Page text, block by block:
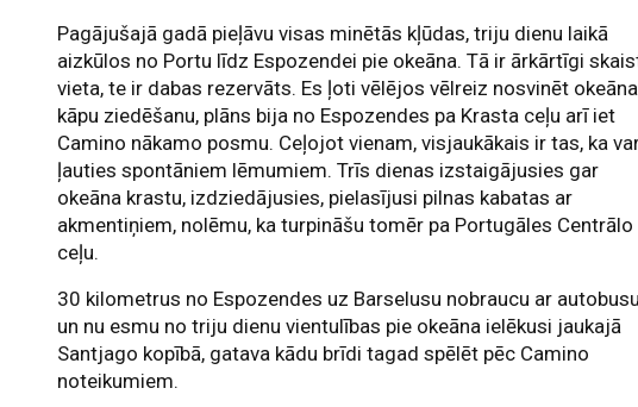
Pagājušajā gadā pieļāvu visas minētās kļūdas, triju dienu laikā
aizkūlos no Portu līdz Espozendei pie okeāna. Tā ir ārkārtīgi
vieta, te ir dabas rezervāts. Es ļoti vēlējos vēlreiz nosvinēt okeāna
kāpu ziedēšanu, plāns bija no Espozendes pa Krasta ceļu arī iet
Camino nākamo posmu. Ceļojot vienam, visjaukākais ir tas, ka
ļauties spontāniem lēmumiem. Trīs dienas izstaigājusies gar
okeāna krastu, izdziedājusies, pielasījusi pilnas kabatas ar
akmentiņiem, nolēmu, ka turpināšu tomēr pa Portugāles Centrālo
ceļu.
30 kilometrus no Espozendes uz Barselusu nobraucu ar autobusu
un nu esmu no triju dienu vientulības pie okeāna ielēkusi jaukajā
Santjago kopībā, gatava kādu brīdi tagad spēlēt pēc Camino
noteikumiem.